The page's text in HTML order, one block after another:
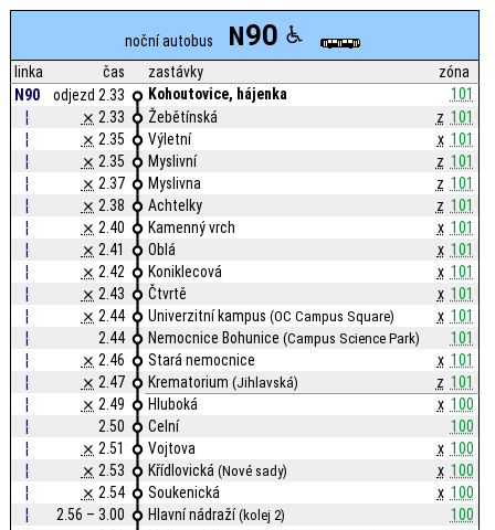
noční autobus N90
linka čas zastávky
zóna
N90
odjezd 2.33 Kohoutovice, hájenka
101
¦
⨯ 2.33 Žebětínská z 101
¦
⨯ 2.35 Výletní x 101
¦
⨯ 2.35 Myslivní z 101
¦
⨯ 2.37 Myslivna z 101
¦
⨯ 2.38 Achtelky z 101
¦
⨯ 2.40 Kamenný vrch x 101
¦
⨯ 2.41 Oblá x 101
¦
⨯ 2.42 Koniklecová x 101
¦
⨯ 2.43 Čtvrtě x 101
¦
⨯ 2.44 Univerzitní kampus(OC Campus Square) x 101
¦
2.44 Nemocnice Bohunice(Campus Science Park)
101
¦
⨯ 2.46 Stará nemocnice x 101
¦
⨯ 2.47 Krematorium(Jihlavská) z 101
¦
⨯ 2.49 Hluboká x 100
¦
2.50 Celní
100
¦
⨯ 2.51 Vojtova x 100
¦
⨯ 2.53 Křídlovická(Nové sady) x 100
¦
⨯ 2.54 Soukenická x 100
¦
2.56 – 3.00 Hlavní nádraží(kolej 2)
100